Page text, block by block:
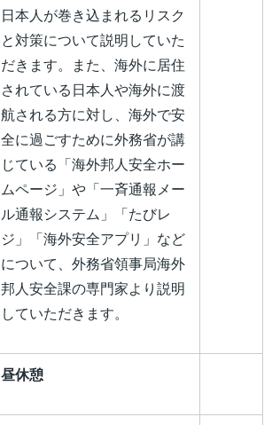
日本人が巻き込まれるリスク
と対策について説明していた
だきます。また、海外に居住
されている日本人や海外に渡
航される方に対し、海外で安
全に過ごすために外務省が講
じている「海外邦人安全ホー
ムページ」や「一斉通報メー
ル通報システム」「たびレ
ジ」「海外安全アプリ」など
について、外務省領事局海外
邦人安全課の専門家より説明
していただきます。
昼休憩